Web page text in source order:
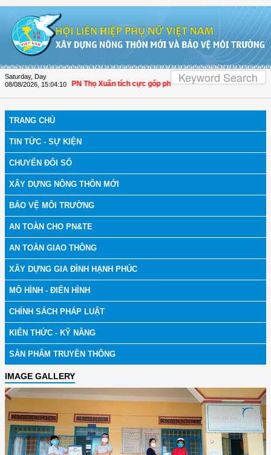
Saturday, Day
08/08/2026 15:04:10
Hóa: Hội LHPN Thọ Xuân tích cực góp phần nâng cao tỷ lệ người dân
TRANG CHỦ
TIN TỨC - SỰ KIỆN
CHUYỂN ĐỔI SỐ
XÂY DỰNG NÔNG THÔN MỚI
BẢO VỆ MÔI TRƯỜNG
AN TOÀN CHO PN&TE
AN TOÀN GIAO THÔNG
XÂY DỰNG GIA ĐÌNH HẠNH PHÚC
MÔ HÌNH - ĐIỂN HÌNH
CHÍNH SÁCH PHÁP LUẬT
KIẾN THỨC - KỸ NĂNG
SẢN PHẨM TRUYỀN THÔNG
IMAGE GALLERY